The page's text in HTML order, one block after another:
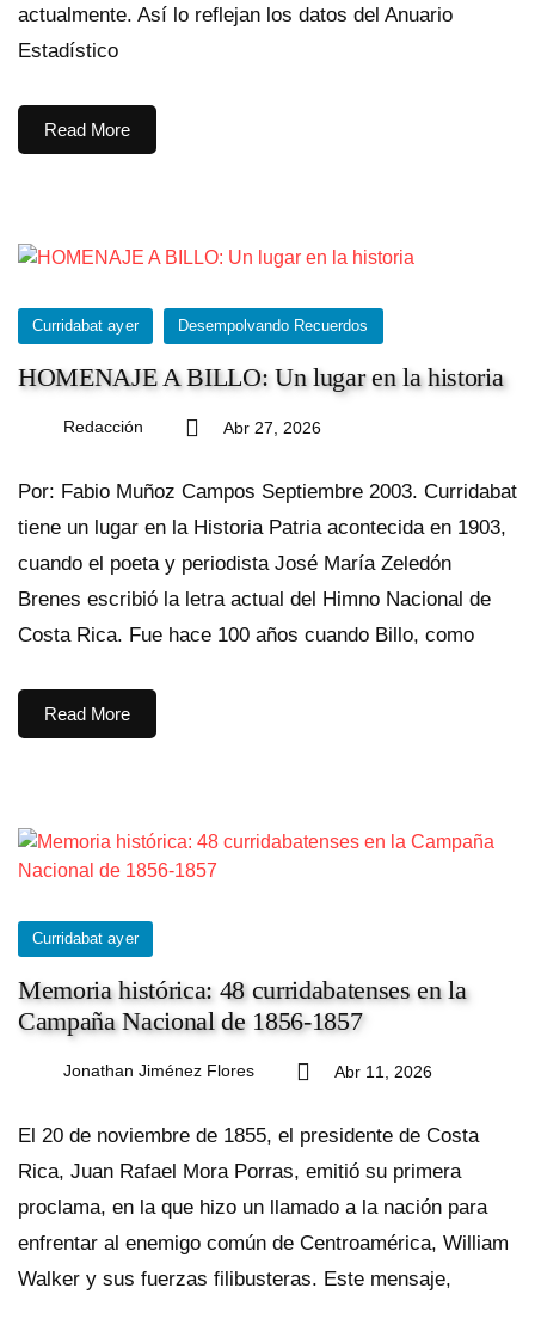
actualmente. Así lo reflejan los datos del Anuario
Estadístico
Read More
Curridabat ayer Desempolvando Recuerdos
HOMENAJE A BILLO: Un lugar en la historia
Redacción Abr 27, 2026
Por: Fabio Muñoz Campos Septiembre 2003. Curridabat
tiene un lugar en la Historia Patria acontecida en 1903,
cuando el poeta y periodista José María Zeledón
Brenes escribió la letra actual del Himno Nacional de
Costa Rica. Fue hace 100 años cuando Billo, como
Read More
Curridabat ayer
Memoria histórica: 48 curridabatenses en la
Campaña Nacional de 1856-1857
Jonathan Jiménez Flores Abr 11, 2026
El 20 de noviembre de 1855, el presidente de Costa
Rica, Juan Rafael Mora Porras, emitió su primera
proclama, en la que hizo un llamado a la nación para
enfrentar al enemigo común de Centroamérica, William
Walker y sus fuerzas filibusteras. Este mensaje,